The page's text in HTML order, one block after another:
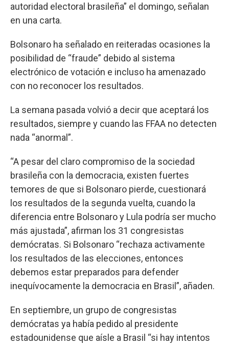
autoridad electoral brasileña” el domingo, señalan
en una carta.
Bolsonaro ha señalado en reiteradas ocasiones la
posibilidad de “fraude” debido al sistema
electrónico de votación e incluso ha amenazado
con no reconocer los resultados.
La semana pasada volvió a decir que aceptará los
resultados, siempre y cuando las FFAA no detecten
nada “anormal”.
“A pesar del claro compromiso de la sociedad
brasileña con la democracia, existen fuertes
temores de que si Bolsonaro pierde, cuestionará
los resultados de la segunda vuelta, cuando la
diferencia entre Bolsonaro y Lula podría ser mucho
más ajustada”, afirman los 31 congresistas
demócratas. Si Bolsonaro “rechaza activamente
los resultados de las elecciones, entonces
debemos estar preparados para defender
inequívocamente la democracia en Brasil”, añaden.
En septiembre, un grupo de congresistas
demócratas ya había pedido al presidente
estadounidense que aísle a Brasil “si hay intentos